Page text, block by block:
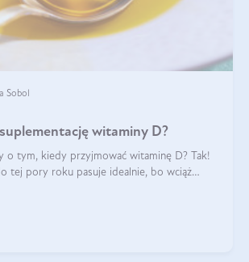
Sobol
witaminy D?
o tym, kiedy przyjmować witaminę D? Tak!
tej pory roku pasuje idealnie, bo wciąż